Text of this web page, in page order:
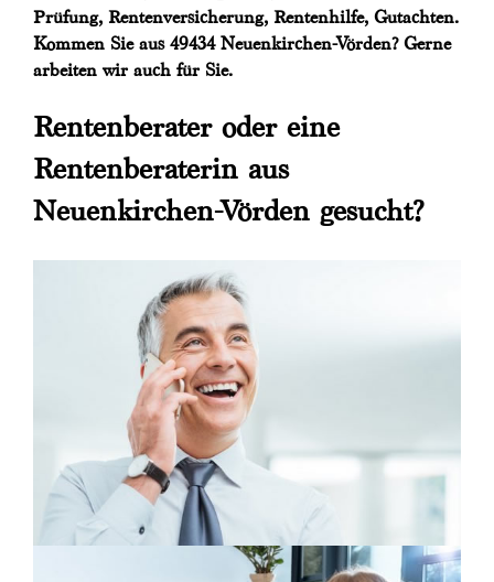
Prüfung, Rentenversicherung, Rentenhilfe, Gutachten.
Kommen Sie aus 49434 Neuenkirchen-Vörden? Gerne
arbeiten wir auch für Sie.
Rentenberater oder eine
Rentenberaterin aus
Neuenkirchen-Vörden gesucht?